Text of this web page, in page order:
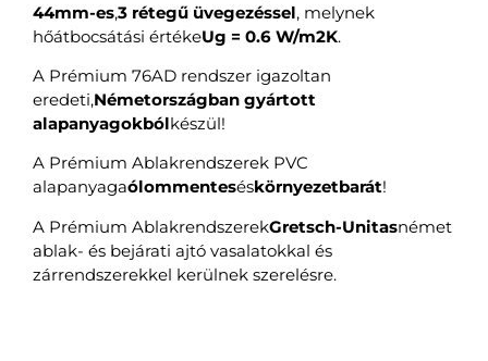
44mm-es,3 rétegű üvegezéssel, melynek
hőátbocsátási értékeUg = 0.6 W/m2K.
A Prémium 76AD rendszer igazoltan
eredeti,Németországban gyártott
alapanyagokbólkészül!
A Prémium Ablakrendszerek PVC
alapanyagaólommenteséskörnyezetbarát!
A Prémium AblakrendszerekGretsch-Unitasnémet
ablak- és bejárati ajtó vasalatokkal és
zárrendszerekkel kerülnek szerelésre.